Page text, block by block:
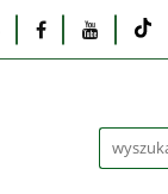
Monitory
Akcesoria